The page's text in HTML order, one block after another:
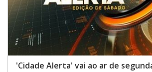
'Cidade Alerta' vai ao ar de